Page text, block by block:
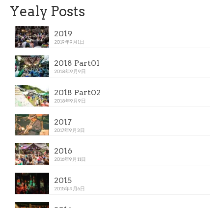
Yealy Posts
2019
2019年9月1日
2018 Part01
2018年9月9日
2018 Part02
2018年9月9日
2017
2017年9月3日
2016
2016年9月11日
2015
2015年9月6日